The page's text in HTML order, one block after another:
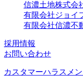
信濃土地株式会
有限会社ジョイ
有限会社信濃不
採用情報
お問い合わせ
カスタマーハラスメ